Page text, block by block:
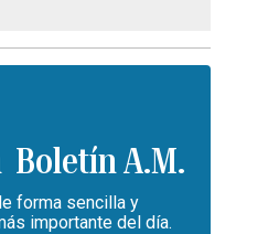
Boletín A.M.
forma sencilla y
importante del día.